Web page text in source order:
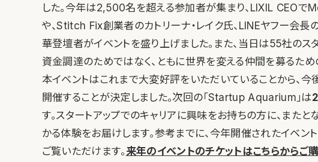
した。今年は2,500名を超える参加者が集まり、LIXIL CEO
や、Stitch Fix創業者のカトリーナ・レイク氏、LINEヤフー会
華登壇者がイベントを盛り上げました。また、当日は55社のス
資金調達のためではなく、ともに世界を変える仲間を募るため
本イベントはこれまで大変好評をいただいていることから、今
開催することが決定しました。次回の「Startup Aquarium」は
す。スタートアップでのキャリアに興味をお持ちの方に、また
かる体験をお届けします。参考までに、今年開催されたイベン
ご覧いただけます。来年のイベントのチケットはこちらからご